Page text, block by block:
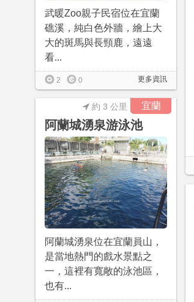
武暖Zoo親子民宿位在宜蘭
礁溪，純白色外牆，繪上大
大的斑馬與長頸鹿，遠遠
看...
更多資訊
2 0
宜蘭
阿蘭城湧泉游泳池
約 3 公里
阿蘭城湧泉位在宜蘭員山，
是當地熱門的戲水景點之
一，這裡有寬敞的泳池區，
也有...